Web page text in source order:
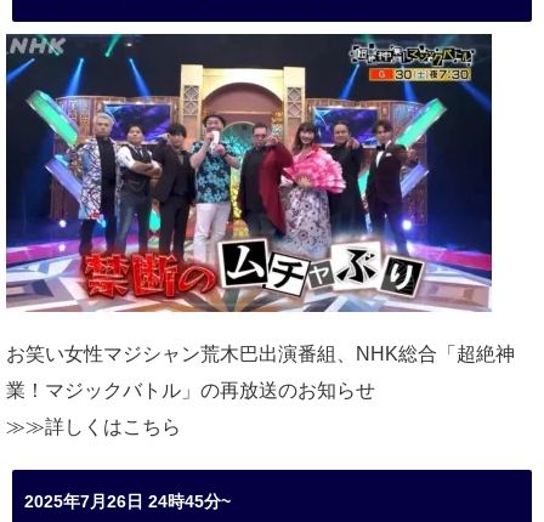
お笑い女性マジシャン荒木巴出演番組、
NHK総合「超絶神
業！マジックバトル」の再放送のお知らせ
≫≫詳しくはこちら
2025年7月26日 24時45分~